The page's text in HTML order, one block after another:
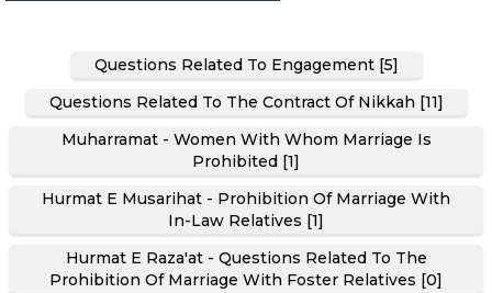
Questions Related To Engagement [5]
Questions Related To The Contract Of Nikkah [11]
Muharramat - Women With Whom Marriage Is
Prohibited [1]
Hurmat E Musarihat - Prohibition Of Marriage With
In-Law Relatives [1]
Hurmat E Raza'at - Questions Related To The
Prohibition Of Marriage With Foster Relatives [0]